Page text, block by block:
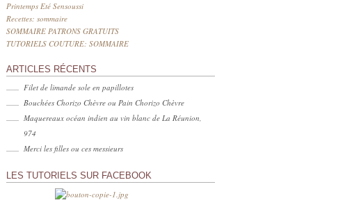
Printemps Eté Sensoussi
Recettes: sommaire
SOMMAIRE PATRONS GRATUITS
TUTORIELS COUTURE: SOMMAIRE
ARTICLES RÉCENTS
Filet de limande sole en papillotes
Bouchées Chorizo Chèvre ou Pain Chorizo Chèvre
Maquereaux océan indien au vin blanc de La Réunion,
974
Merci les filles ou ces messieurs
LES TUTORIELS SUR FACEBOOK